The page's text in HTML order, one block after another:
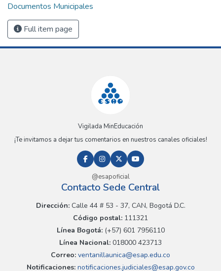
Documentos Municipales
Full item page
Vigilada MinEducación
¡Te invitamos a dejar tus comentarios en nuestros canales oficiales!
@esapoficial
Contacto Sede Central
Dirección:Calle 44 # 53 - 37, CAN, Bogotá D.C.
Código postal: 111321
Línea Bogotá:(+57) 601 7956110
Línea Nacional: 018000 423713
Correo: ventanillaunica@esap.edu.co
Notificaciones:notificaciones.judiciales@esap.gov.co